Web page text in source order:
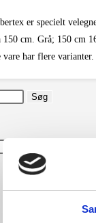
er specielt
150 cm. Grå; 150 cm
vare har flere
Søg